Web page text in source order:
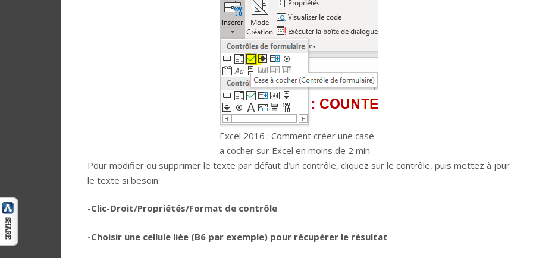
Excel 2016 : Comment créer une case
a cocher sur Excel en moins de 2 min.
Pour modifier ou supprimer le texte par défaut d’un contrôle, cliquez sur le contrôle, puis mettez à jour
le texte si besoin.
-Clic-Droit/Propriétés/Format de contrôle
-Choisir une cellule liée (B6 par exemple) pour récupérer le résultat